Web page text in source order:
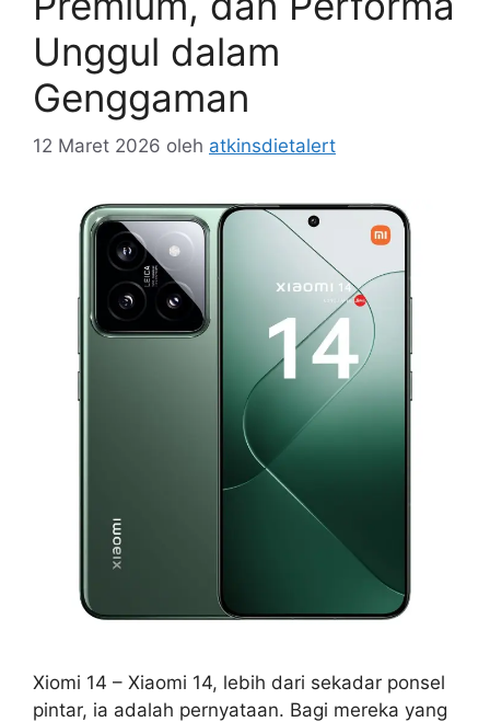
Unggul dalam
Genggaman
12 Maret 2026 oleh atkinsdietalert
Xiomi 14 – Xiaomi 14, lebih dari sekadar ponsel
pintar, ia adalah pernyataan. Bagi mereka yang